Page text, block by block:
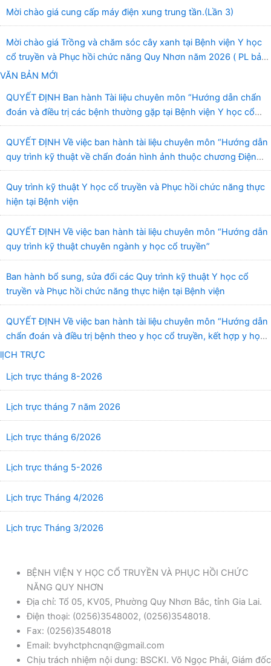
Mời chào giá cung cấp máy điện xung trung tần.(Lần 3)
Mời chào giá Trồng và chăm sóc cây xanh tại Bệnh viện Y học
cổ truyền và Phục hồi chức năng Quy Nhơn năm 2026 ( PL bản
Danh mục hàng hóa, mẫu báo giá kèm theo)
VĂN BẢN MỚI
QUYẾT ĐỊNH Ban hành Tài liệu chuyên môn “Hướng dẫn chẩn
đoán và điều trị các bệnh thường gặp tại Bệnh viện Y học cổ
truyền và Phục hồi chức năng Quy Nhơn”
QUYẾT ĐỊNH Về việc ban hành tài liệu chuyên môn “Hướng dẫn
quy trình kỹ thuật về chẩn đoán hình ảnh thuộc chương Điện
quang”
Quy trình kỹ thuật Y học cổ truyền và Phục hồi chức năng thực
hiện tại Bệnh viện
QUYẾT ĐỊNH Về việc ban hành tài liệu chuyên môn “Hướng dẫn
quy trình kỹ thuật chuyên ngành y học cổ truyền”
Ban hành bổ sung, sửa đổi các Quy trình kỹ thuật Y học cổ
truyền và Phục hồi chức năng thực hiện tại Bệnh viện
QUYẾT ĐỊNH Về việc ban hành tài liệu chuyên môn “Hướng dẫn
chẩn đoán và điều trị bệnh theo y học cổ truyền, kết hợp y học
cổ truyền với y học hiện đại”
lỊCH TRỰC
Lịch trực tháng 8-2026
Lịch trực tháng 7 năm 2026
Lịch trực tháng 6/2026
Lịch trực tháng 5-2026
Lịch trực Tháng 4/2026
Lịch trực Tháng 3/2026
BỆNH VIỆN Y HỌC CỔ TRUYỀN VÀ PHỤC HỒI CHỨC
NĂNG QUY NHƠN
Địa chỉ: Tổ 05, KV05, Phường Quy Nhơn Bắc, tỉnh Gia Lai.
Điện thoại: (0256)3548002, (0256)3548018.
Fax: (0256)3548018
Email: bvyhctphcnqn@gmail.com
Chịu trách nhiệm nội dung: BSCKI. Võ Ngọc Phải, Giám đốc